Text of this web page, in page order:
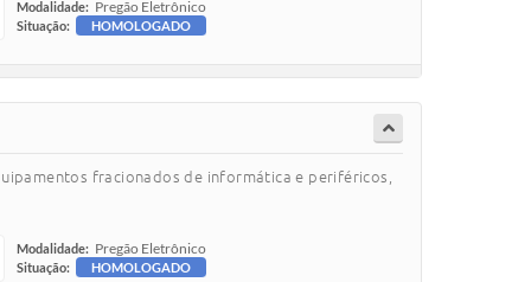
Modalidade: Pregão Eletrônico
Situação: HOMOLOGADO
fracionados de informática e periféricos,
Modalidade: Pregão Eletrônico
Situação: HOMOLOGADO